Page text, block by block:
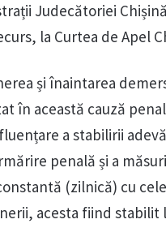
Judecătoriei
la Curtea de Apel
și înaintarea
în această cauză
a stabilirii
penală și a
(zilnică) cu
acesta fiind stabilit